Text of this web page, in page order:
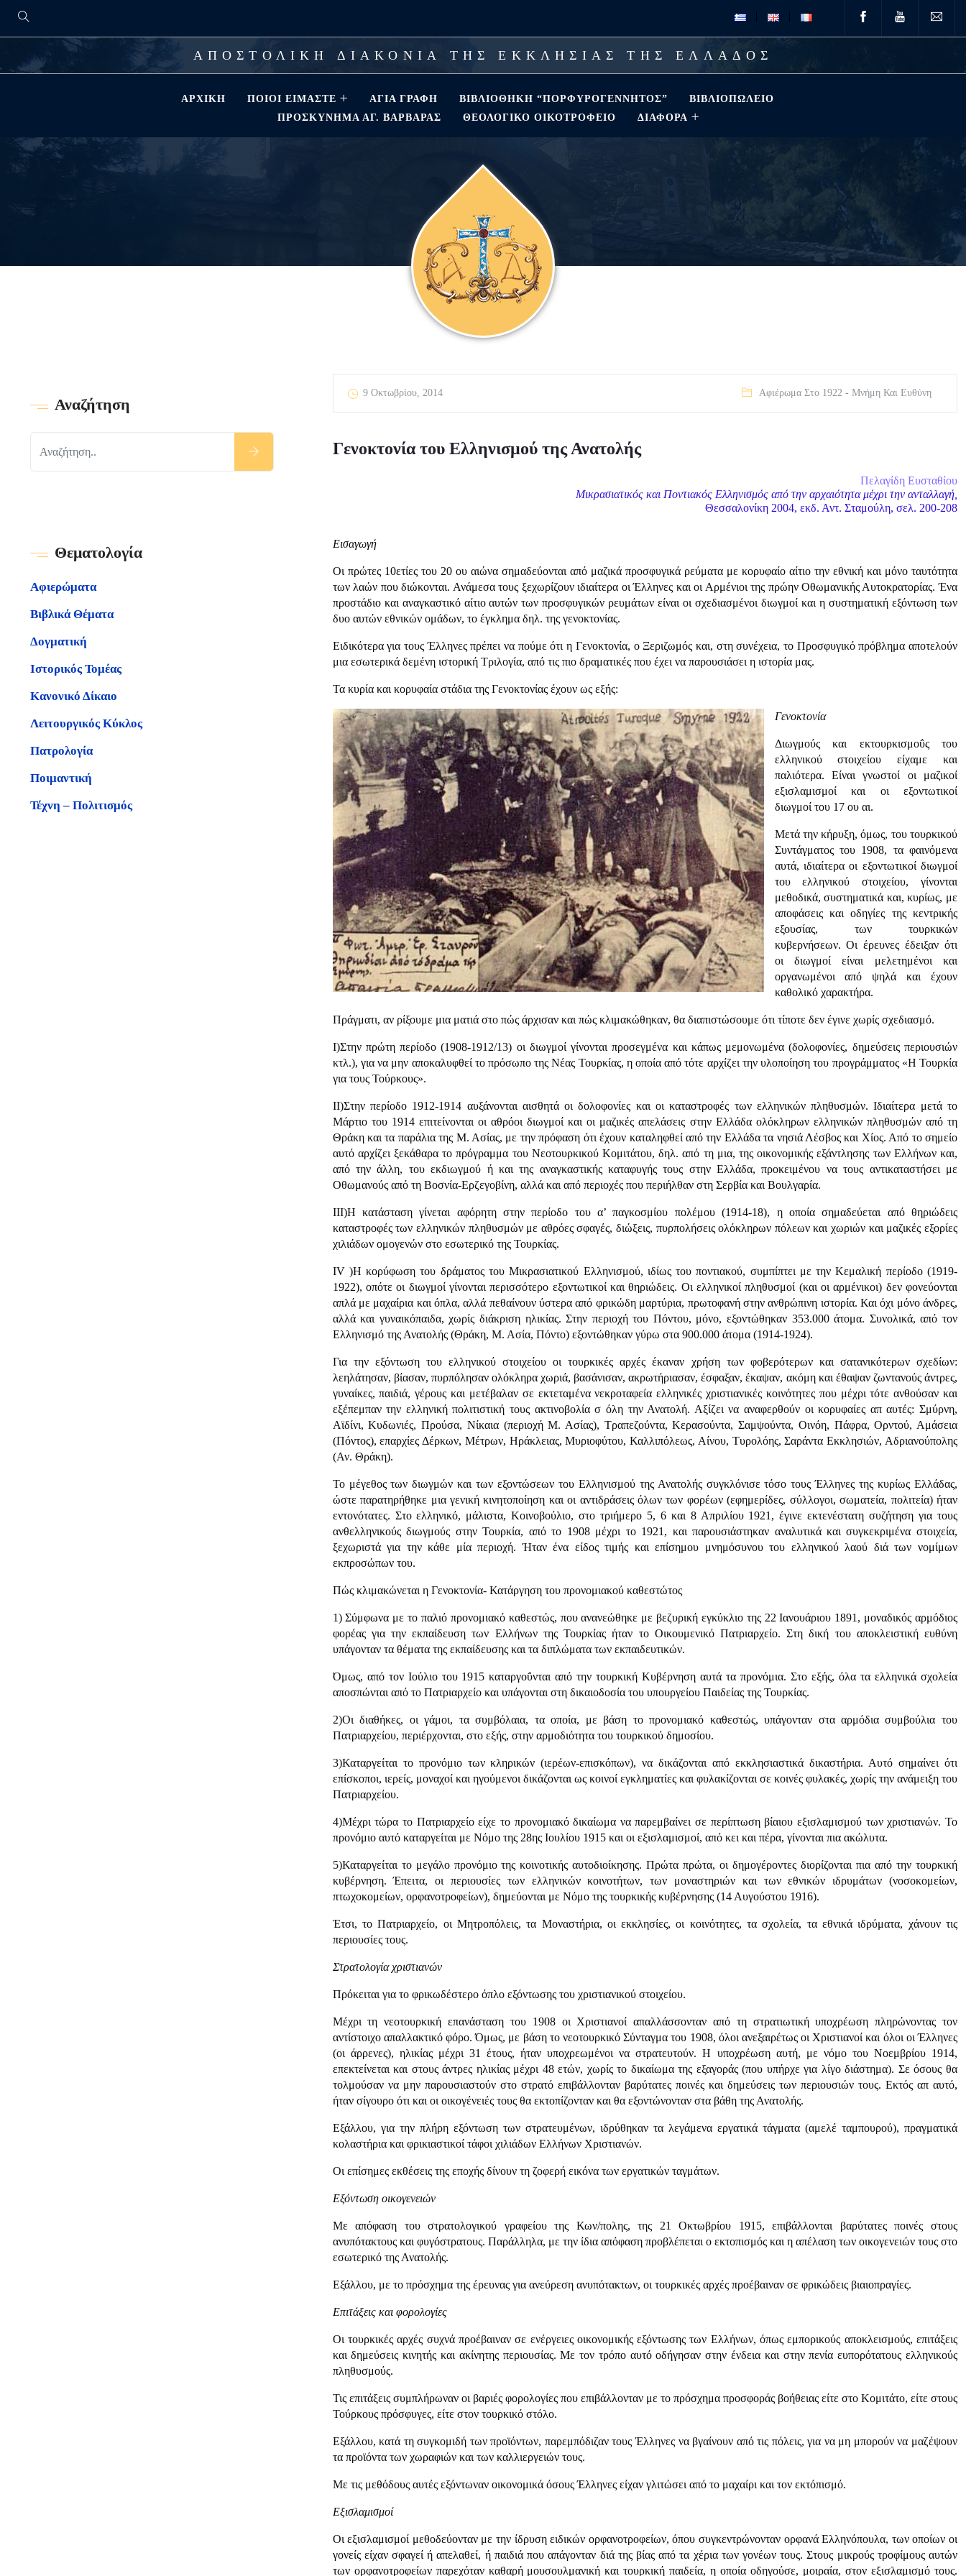
ΑΠΟΣΤΟΛΙΚΗ ΔΙΑΚΟΝΙΑ ΤΗΣ ΕΚΚΛΗΣΙΑΣ ΤΗΣ ΕΛΛΑΔΟΣ
ΑΡΧΙΚΉ ΠΟΙΟΊ ΕΊΜΑΣΤΕ ΑΓΊΑ ΓΡΑΦΉ ΒΙΒΛΙΟΘΗΚΗ “ΠΟΡΦΥΡΟΓΕΝΝΗΤΟΣ”
ΒΙΒΛΙΟΠΩΛΕΊΟ
ΠΡΟΣΚΎΝΗΜΑ ΑΓ. ΒΑΡΒΆΡΑΣ
ΘΕΟΛΟΓΙΚΌ ΟΙΚΟΤΡΟΦΕΊΟ ΔΙΑΦΟΡΑ
9 Οκτωβρίου, 2014 Αφιέρωμα Στο 1922 - Μνήμη Και Ευθύνη
Γενοκτονία του Ελληνισμού της Ανατολής
Πελαγίδη Ευσταθίου
Μικρασιατικός και Ποντιακός Ελληνισμός από την αρχαιότητα μέχρι την ανταλλαγή,
Θεσσαλονίκη 2004, εκδ. Αντ. Σταμούλη, σελ. 200-208
Εισαγωγή
Οι πρώτες 10ετίες του 20 ου αιώνα σημαδεύονται από μαζικά προσφυγικά ρεύματα με κορυφαίο αίτιο την εθνική και μόνο ταυτότητα
των λαών που διώκονται. Ανάμεσα τους ξεχωρίζουν ιδιαίτερα οι Έλληνες και οι Αρμένιοι της πρώην Οθωμανικής Αυτοκρατορίας. Ένα
προστάδιο και αναγκαστικό αίτιο αυτών των προσφυγικών ρευμάτων είναι οι σχεδιασμένοι διωγμοί και η συστηματική εξόντωση των
δυο αυτών εθνικών ομάδων, το έγκλημα δηλ. της γενοκτονίας.
Ειδικότερα για τους Έλληνες πρέπει να πούμε ότι η Γενοκτονία, ο Ξεριζωμός και, στη συνέχεια, το Προσφυγικό πρόβλημα αποτελούν
μια εσωτερικά δεμένη ιστορική Τριλογία, από τις πιο δραματικές που έχει να παρουσιάσει η ιστορία μας.
Τα κυρία και κορυφαία στάδια της Γενοκτονίας έχουν ως εξής:
Γενοκτονία
Διωγμούς και εκτουρκισμοΰς του
ελληνικού στοιχείου είχαμε και
παλιότερα. Είναι γνωστοί οι μαζικοί
εξισλαμισμοί και οι εξοντωτικοί
διωγμοί του 17 ου αι.
Μετά την κήρυξη, όμως, του τουρκικού
Συντάγματος του 1908, τα φαινόμενα
αυτά, ιδιαίτερα οι εξοντωτικοί διωγμοί
του ελληνικού στοιχείου, γίνονται
μεθοδικά, συστηματικά και, κυρίως, με
αποφάσεις και οδηγίες της κεντρικής
εξουσίας, των τουρκικών
κυβερνήσεων. Οι έρευνες έδειξαν ότι
οι διωγμοί είναι μελετημένοι και
οργανωμένοι από ψηλά και έχουν
καθολικό χαρακτήρα.
Πράγματι, αν ρίξουμε μια ματιά στο πώς άρχισαν και πώς κλιμακώθηκαν, θα διαπιστώσουμε ότι τίποτε δεν έγινε χωρίς σχεδιασμό.
Ι)Στην πρώτη περίοδο (1908-1912/13) οι διωγμοί γίνονται προσεγμένα και κάπως μεμονωμένα (δολοφονίες, δημεύσεις περιουσιών
κτλ.), για να μην αποκαλυφθεί το πρόσωπο της Νέας Τουρκίας, η οποία από τότε αρχίζει την υλοποίηση του προγράμματος «Η Τουρκία
για τους Τούρκους».
ΙΙ)Στην περίοδο 1912-1914 αυξάνονται αισθητά οι δολοφονίες και οι καταστροφές των ελληνικών πληθυσμών. Ιδιαίτερα μετά το
Μάρτιο του 1914 επιτείνονται οι αθρόοι διωγμοί και οι μαζικές απελάσεις στην Ελλάδα ολόκληρων ελληνικών πληθυσμών από τη
Θράκη και τα παράλια της Μ. Ασίας, με την πρόφαση ότι έχουν καταληφθεί από την Ελλάδα τα νησιά Λέσβος και Χίος. Από το σημείο
αυτό αρχίζει ξεκάθαρα το πρόγραμμα του Νεοτουρκικού Κομιτάτου, δηλ. από τη μια, της οικονομικής εξάντλησης των Ελλήνων και,
από την άλλη, του εκδιωγμού ή και της αναγκαστικής καταφυγής τους στην Ελλάδα, προκειμένου να τους αντικαταστήσει με
Οθωμανούς από τη Βοσνία-Ερζεγοβίνη, αλλά και από περιοχές που περιήλθαν στη Σερβία και Βουλγαρία.
ΙΙΙ)Η κατάσταση γίνεται αφόρητη στην περίοδο του α’ παγκοσμίου πολέμου (1914-18), η οποία σημαδεύεται από θηριώδεις
καταστροφές των ελληνικών πληθυσμών με αθρόες σφαγές, διώξεις, πυρπολήσεις ολόκληρων πόλεων και χωριών και μαζικές εξορίες
χιλιάδων ομογενών στο εσωτερικό της Τουρκίας.
IV )Η κορύφωση του δράματος του Μικρασιατικού Ελληνισμού, ιδίως του ποντιακού, συμπίπτει με την Κεμαλική περίοδο (1919-
1922), οπότε οι διωγμοί γίνονται περισσότερο εξοντωτικοί και θηριώδεις. Οι ελληνικοί πληθυσμοί (και οι αρμένικοι) δεν φονεύονται
απλά με μαχαίρια και όπλα, αλλά πεθαίνουν ύστερα από φρικώδη μαρτύρια, πρωτοφανή στην ανθρώπινη ιστορία. Και όχι μόνο άνδρες,
αλλά και γυναικόπαιδα, χωρίς διάκριση ηλικίας. Στην περιοχή του Πόντου, μόνο, εξοντώθηκαν 353.000 άτομα. Συνολικά, από τον
Ελληνισμό της Ανατολής (Θράκη, Μ. Ασία, Πόντο) εξοντώθηκαν γύρω στα 900.000 άτομα (1914-1924).
Για την εξόντωση του ελληνικού στοιχείου οι τουρκικές αρχές έκαναν χρήση των φοβερότερων και σατανικότερων σχεδίων:
λεηλάτησαν, βίασαν, πυρπόλησαν ολόκληρα χωριά, βασάνισαν, ακρωτήριασαν, έσφαξαν, έκαψαν, ακόμη και έθαψαν ζωντανούς άντρες,
γυναίκες, παιδιά, γέρους και μετέβαλαν σε εκτεταμένα νεκροταφεία ελληνικές χριστιανικές κοινότητες που μέχρι τότε ανθούσαν και
εξέπεμπαν την ελληνική πολιτιστική τους ακτινοβολία σ όλη την Ανατολή. Αξίζει να αναφερθούν οι κορυφαίες απ αυτές: Σμύρνη,
Αϊδίνι, Κυδωνιές, Προύσα, Νίκαια (περιοχή Μ. Ασίας), Τραπεζούντα, Κερασούντα, Σαμψούντα, Οινόη, Πάφρα, Ορντού, Αμάσεια
(Πόντος), επαρχίες Δέρκων, Μέτρων, Ηράκλειας, Μυριοφύτου, Καλλιπόλεως, Αίνου, Τυρολόης, Σαράντα Εκκλησιών, Αδριανούπολης
(Αν. Θράκη).
Το μέγεθος των διωγμών και των εξοντώσεων του Ελληνισμού της Ανατολής συγκλόνισε τόσο τους Έλληνες της κυρίως Ελλάδας,
ώστε παρατηρήθηκε μια γενική κινητοποίηση και οι αντιδράσεις όλων των φορέων (εφημερίδες, σύλλογοι, σωματεία, πολιτεία) ήταν
εντονότατες. Στο ελληνικό, μάλιστα, Κοινοβούλιο, στο τριήμερο 5, 6 και 8 Απριλίου 1921, έγινε εκτενέστατη συζήτηση για τους
ανθελληνικούς διωγμούς στην Τουρκία, από το 1908 μέχρι το 1921, και παρουσιάστηκαν αναλυτικά και συγκεκριμένα στοιχεία,
ξεχωριστά για την κάθε μία περιοχή. Ήταν ένα είδος τιμής και επίσημου μνημόσυνου του ελληνικού λαού διά των νομίμων
εκπροσώπων του.
Πώς κλιμακώνεται η Γενοκτονία- Κατάργηση του προνομιακού καθεστώτος
1) Σύμφωνα με το παλιό προνομιακό καθεστώς, που ανανεώθηκε με βεζυρική εγκύκλιο της 22 Ιανουάριου 1891, μοναδικός αρμόδιος
φορέας για την εκπαίδευση των Ελλήνων της Τουρκίας ήταν το Οικουμενικό Πατριαρχείο. Στη δική του αποκλειστική ευθύνη
υπάγονταν τα θέματα της εκπαίδευσης και τα διπλώματα των εκπαιδευτικών.
Όμως, από τον Ιούλιο του 1915 καταργοΰνται από την τουρκική Κυβέρνηση αυτά τα προνόμια. Στο εξής, όλα τα ελληνικά σχολεία
αποσπώνται από το Πατριαρχείο και υπάγονται στη δικαιοδοσία του υπουργείου Παιδείας της Τουρκίας.
2)Οι διαθήκες, οι γάμοι, τα συμβόλαια, τα οποία, με βάση το προνομιακό καθεστώς, υπάγονταν στα αρμόδια συμβούλια του
Πατριαρχείου, περιέρχονται, στο εξής, στην αρμοδιότητα του τουρκικού δημοσίου.
3)Καταργείται το προνόμιο των κληρικών (ιερέων-επισκόπων), να δικάζονται από εκκλησιαστικά δικαστήρια. Αυτό σημαίνει ότι
επίσκοποι, ιερείς, μοναχοί και ηγούμενοι δικάζονται ως κοινοί εγκληματίες και φυλακίζονται σε κοινές φυλακές, χωρίς την ανάμειξη του
Πατριαρχείου.
4)Μέχρι τώρα το Πατριαρχείο είχε το προνομιακό δικαίωμα να παρεμβαίνει σε περίπτωση βίαιου εξισλαμισμού των χριστιανών. Το
προνόμιο αυτό καταργείται με Νόμο της 28ης Ιουλίου 1915 και οι εξισλαμισμοί, από κει και πέρα, γίνονται πια ακώλυτα.
5)Καταργείται το μεγάλο προνόμιο της κοινοτικής αυτοδιοίκησης. Πρώτα πρώτα, οι δημογέροντες διορίζονται πια από την τουρκική
κυβέρνηση. Έπειτα, οι περιουσίες των ελληνικών κοινοτήτων, των μοναστηριών και των εθνικών ιδρυμάτων (νοσοκομείων,
πτωχοκομείων, ορφανοτροφείων), δημεύονται με Νόμο της τουρκικής κυβέρνησης (14 Αυγούστου 1916).
Έτσι, το Πατριαρχείο, οι Μητροπόλεις, τα Μοναστήρια, οι εκκλησίες, οι κοινότητες, τα σχολεία, τα εθνικά ιδρύματα, χάνουν τις
περιουσίες τους.
Στρατολογία χριστιανών
Πρόκειται για το φρικωδέστερο όπλο εξόντωσης του χριστιανικού στοιχείου.
Μέχρι τη νεοτουρκική επανάσταση του 1908 οι Χριστιανοί απαλλάσσονταν από τη στρατιωτική υποχρέωση πληρώνοντας τον
αντίστοιχο απαλλακτικό φόρο. Όμως, με βάση το νεοτουρκικό Σύνταγμα του 1908, όλοι ανεξαιρέτως οι Χριστιανοί και όλοι οι Έλληνες
(οι άρρενες), ηλικίας μέχρι 31 έτους, ήταν υποχρεωμένοι να στρατευτούν. Η υποχρέωση αυτή, με νόμο του Νοεμβρίου 1914,
επεκτείνεται και στους άντρες ηλικίας μέχρι 48 ετών, χωρίς το δικαίωμα της εξαγοράς (που υπήρχε για λίγο διάστημα). Σε όσους θα
τολμούσαν να μην παρουσιαστούν στο στρατό επιβάλλονταν βαρύτατες ποινές και δημεύσεις των περιουσιών τους. Εκτός απ αυτό,
ήταν σίγουρο ότι και οι οικογένειές τους θα εκτοπίζονταν και θα εξοντώνονταν στα βάθη της Ανατολής.
Εξάλλου, για την πλήρη εξόντωση των στρατευμένων, ιδρύθηκαν τα λεγάμενα εργατικά τάγματα (αμελέ ταμπουρού), πραγματικά
κολαστήρια και φρικιαστικοί τάφοι χιλιάδων Ελλήνων Χριστιανών.
Οι επίσημες εκθέσεις της εποχής δίνουν τη ζοφερή εικόνα των εργατικών ταγμάτων.
Εξόντωση οικογενειών
Με απόφαση του στρατολογικού γραφείου της Κων/πολης, της 21 Οκτωβρίου 1915, επιβάλλονται βαρύτατες ποινές στους
ανυπότακτους και φυγόστρατους. Παράλληλα, με την ίδια απόφαση προβλέπεται ο εκτοπισμός και η απέλαση των οικογενειών τους στο
εσωτερικό της Ανατολής.
Εξάλλου, με το πρόσχημα της έρευνας για ανεύρεση ανυπότακτων, οι τουρκικές αρχές προέβαιναν σε φρικώδεις βιαιοπραγίες.
Επιτάξεις και φορολογίες
Οι τουρκικές αρχές συχνά προέβαιναν σε ενέργειες οικονομικής εξόντωσης των Ελλήνων, όπως εμπορικούς αποκλεισμούς, επιτάξεις
και δημεύσεις κινητής και ακίνητης περιουσίας. Με τον τρόπο αυτό οδήγησαν στην ένδεια και στην πενία ευπορότατους ελληνικούς
πληθυσμούς.
Τις επιτάξεις συμπλήρωναν οι βαριές φορολογίες που επιβάλλονταν με το πρόσχημα προσφοράς βοήθειας είτε στο Κομιτάτο, είτε στους
Τούρκους πρόσφυγες, είτε στον τουρκικό στόλο.
Εξάλλου, κατά τη συγκομιδή των προϊόντων, παρεμπόδιζαν τους Έλληνες να βγαίνουν από τις πόλεις, για να μη μπορούν να μαζέψουν
τα προϊόντα των χωραφιών και των καλλιεργειών τους.
Με τις μεθόδους αυτές εξόντωναν οικονομικά όσους Έλληνες είχαν γλιτώσει από το μαχαίρι και τον εκτόπισμό.
Εξισλαμισμοί
Οι εξισλαμισμοί μεθοδεύονταν με την ίδρυση ειδικών ορφανοτροφείων, όπου συγκεντρώνονταν ορφανά Ελληνόπουλα, των οποίων οι
γονείς είχαν σφαγεί ή απελαθεί, ή παιδιά που απάγονταν διά της βίας από τα χέρια των γονέων τους. Στους μικρούς τροφίμους αυτών
των ορφανοτροφείων παρεχόταν καθαρή μουσουλμανική και τουρκική παιδεία, η οποία οδηγούσε, μοιραία, στον εξισλαμισμό τους.
Αναζήτηση
Θεματολογία
Αφιερώματα
Βιβλικά Θέματα
Δογματική
Ιστορικός Τομέας
Κανονικό Δίκαιο
Λειτουργικός Κύκλος
Πατρολογία
Ποιμαντική
Τέχνη – Πολιτισμός